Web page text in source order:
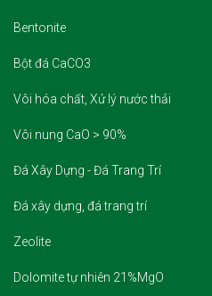
Bentonite
Bột đá CaCO3
Vôi hóa chất, Xử lý nước thải
Vôi nung CaO > 90%
Đá Xây Dựng - Đá Trang Trí
Đá xây dựng, đá trang trí
Zeolite
Dolomite tự nhiên 21%MgO